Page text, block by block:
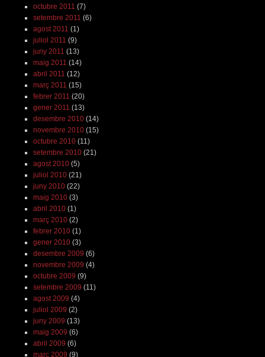
octubre 2011 (7)
setembre 2011 (6)
agost 2011 (1)
juliol 2011 (9)
juny 2011 (13)
maig 2011 (14)
abril 2011 (12)
març 2011 (15)
febrer 2011 (20)
gener 2011 (13)
desembre 2010(14)
novembre 2010(15)
octubre 2010(11)
setembre 2010(21)
agost 2010(5)
juliol 2010(21)
juny 2010(22)
maig 2010(3)
abril 2010(1)
març 2010(2)
febrer 2010(1)
gener 2010(3)
desembre 2009 (6)
novembre 2009 (4)
octubre 2009 (9)
setembre 2009 (11)
agost 2009 (4)
juliol 2009 (2)
juny 2009 (13)
maig 2009 (6)
abril 2009 (6)
març 2009 (9)